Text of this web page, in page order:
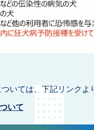
いては、下記リンクよ
いて